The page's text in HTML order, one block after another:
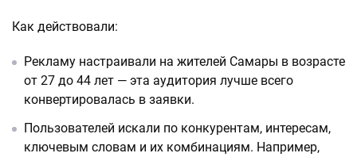
Как действовали:
Рекламу настраивали на жителей Самары в возрасте
от 27 до 44 лет — эта аудитория лучше всего
конвертировалась в заявки.
Пользователей искали по конкурентам, интересам,
ключевым словам и их комбинациям. Например,